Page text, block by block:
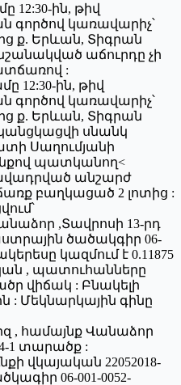
12:30-ին, թիվ
գործով կառավարիչ՝
ք. Երևան, Տիգրան
աճուրդը չի
:
12:30-ին, թիվ
գործով կառավարիչ՝
ք. Երևան, Տիգրան
սնանկ
Սաղումյանի
պատկանող<
անշարժ
բաղկացած 2 լոտից :
,Տավրոսի 13-րդ
ծածակգիր 06-
կազմում է 0.11875
, պատուհանները
վիճակ : Բնակելի
: Մեկնարկային գինը
, համայնք Վանաձոր
1 տարածք :
վկայական 22052018-
06-001-0052-